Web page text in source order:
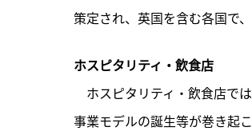
策定され、英国を含む各国で
ホスピタリティ・飲食店
ホスピタリティ・飲食店で
事業モデルの誕生等が巻き起